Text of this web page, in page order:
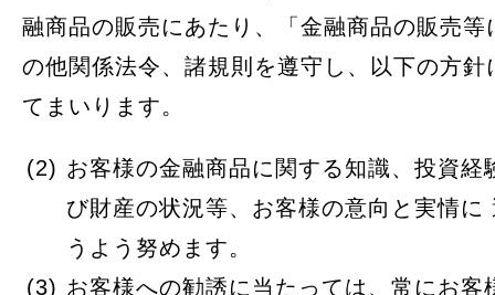
融商品の販売にあたり、「金融商品の販売等
の他関係法令、諸規則を遵守し、以下の方針
てまいります。
お客様の金融商品に関する知識、投資経
び財産の状況等、お客様の意向と実情に
うよう努めます。
お客様への勧誘に当たっては、常にお客